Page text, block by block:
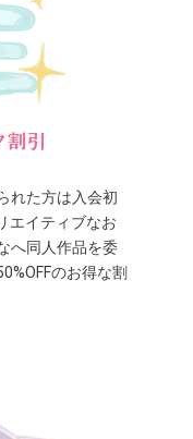
割引
れた方は入会初
エイティブなお
へ同人作品を委
のお得な割